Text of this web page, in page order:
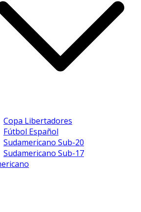
Copa Libertadores
Fútbol Español
Sudamericano Sub-20
Sudamericano Sub-17